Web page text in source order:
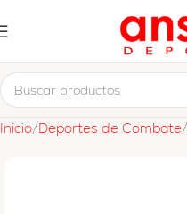
Inicio Deportes de Combate